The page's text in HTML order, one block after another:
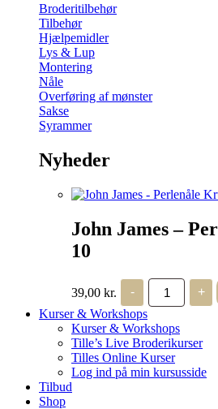
Broderitilbehør
Tilbehør
Hjælpemidler
Lys & Lup
Montering
Nåle
Overføring af mønster
Sakse
Syrammer
Nyheder
John James –
10
39,00 kr. -
John
James
-
Perlenåle
Krumme
10
antal
+
Kurser & Workshops
Kurser & Workshops
Tille’s Live Broderikurser
Tilles Online Kurser
Log ind på min kursusside
Tilbud
Shop